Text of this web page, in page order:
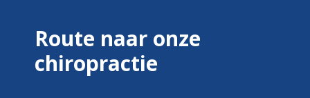
Route naar onze
chiropractie